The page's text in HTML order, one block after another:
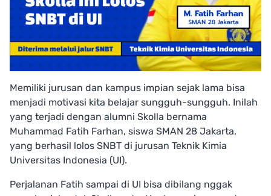
Memiliki jurusan dan kampus impian sejak lama bisa
menjadi motivasi kita belajar sungguh-sungguh. Inilah
yang terjadi dengan alumni Skolla bernama
Muhammad Fatih Farhan, siswa SMAN 28 Jakarta,
yang berhasil lolos SNBT di jurusan Teknik Kimia
Universitas Indonesia (UI).
Perjalanan Fatih sampai di UI bisa dibilang nggak